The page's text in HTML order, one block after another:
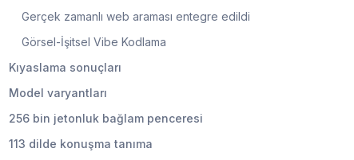
Gerçek zamanlı web araması entegre edildi
Görsel-İşitsel Vibe Kodlama
Kıyaslama sonuçları
Model varyantları
256 bin jetonluk bağlam penceresi
113 dilde konuşma tanıma